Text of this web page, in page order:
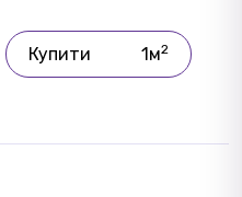
Купити 1м2